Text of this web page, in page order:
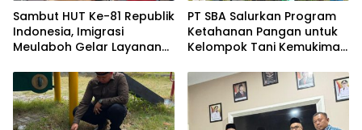
Sambut HUT Ke-81 Republik
Indonesia, Imigrasi
Meulaboh Gelar Layanan
PT SBA Salurkan Program
Ketahanan Pangan untuk
Kelompok Tani Kemukiman